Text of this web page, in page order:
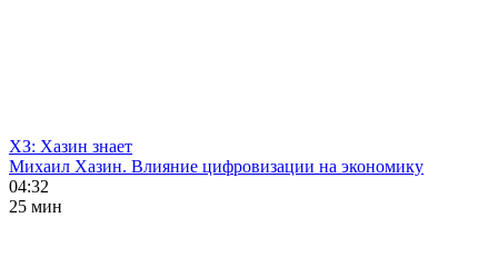
ХЗ: Хазин знает
Михаил Хазин. Влияние цифровизации на экономику
04:32
25 мин